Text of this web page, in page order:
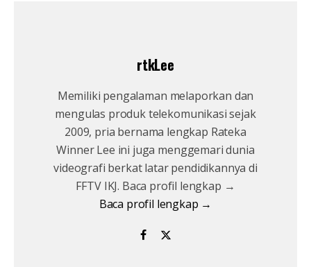
rtkLee
Memiliki pengalaman melaporkan dan
mengulas produk telekomunikasi sejak
2009, pria bernama lengkap Rateka
Winner Lee ini juga menggemari dunia
videografi berkat latar pendidikannya di
FFTV IKJ. Baca profil lengkap →
Baca profil lengkap →